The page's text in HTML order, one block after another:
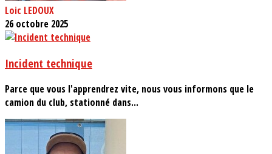
Loic LEDOUX
26 octobre 2025
Incident technique
Parce que vous l'apprendrez vite, nous vous informons que le
camion du club, stationné dans...